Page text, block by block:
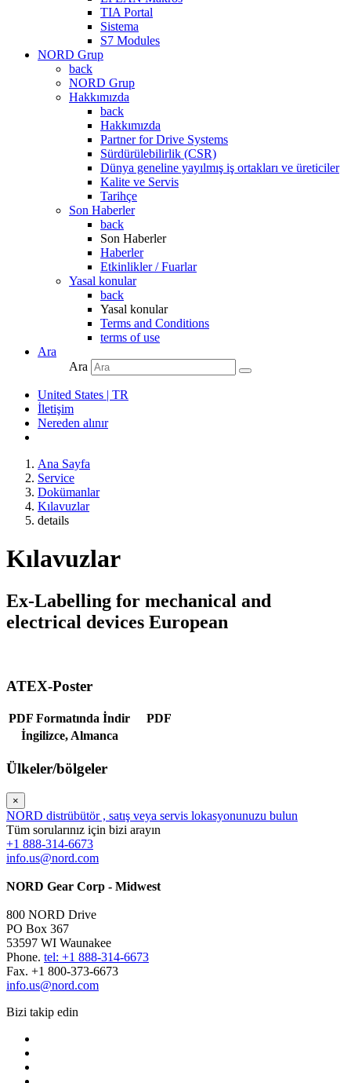
TIA Portal
Sistema
S7 Modules
NORD Grup
back
NORD Grup
Hakkımızda
back
Hakkımızda
Partner for Drive Systems
Sürdürülebilirlik (CSR)
Dünya geneline yayılmış iş ortakları ve üreticiler
Kalite ve Servis
Tarihçe
Son Haberler
back
Son Haberler
Haberler
Etkinlikler / Fuarlar
Yasal konular
back
Yasal konular
Terms and Conditions
terms of use
Ara
Ara
United States | TR
İletişim
Nereden alınır
Ana Sayfa
Service
Dokümanlar
Kılavuzlar
details
Kılavuzlar
Ex-Labelling for mechanical and
electrical devices European
ATEX-Poster
PDF Formatında İndir
PDF
İngilizce, Almanca
Ülkeler/bölgeler
×
NORD distrübütör , satış veya servis lokasyonunuzu bulun
Tüm sorularınız için bizi arayın
+1 888-314-6673
info.us@nord.com
NORD Gear Corp - Midwest
800 NORD Drive
PO Box 367
53597 WI Waunakee
Phone. tel: +1 888-314-6673
Fax. +1 800-373-6673
info.us@nord.com
Bizi takip edin